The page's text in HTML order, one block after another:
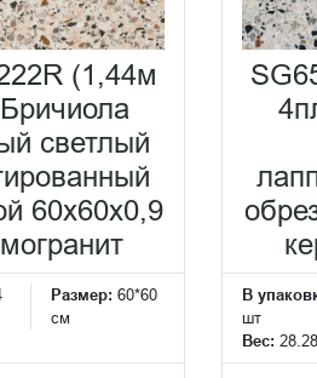
(1,44м
светлый
60x60x0,9
Размер: 60*60
см
В
шт
Вес: